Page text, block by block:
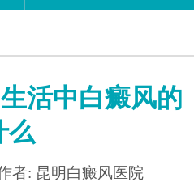
活中白癜风的
么
者: 昆明白癜风医院